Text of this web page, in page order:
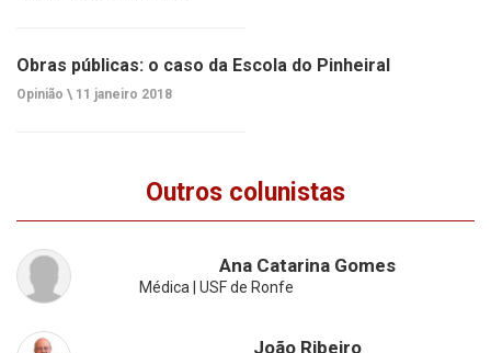
Obras públicas: o caso da Escola do Pinheiral
Opinião \ 11 janeiro 2018
Outros colunistas
Ana Catarina Gomes
Médica | USF de Ronfe
João Ribeiro